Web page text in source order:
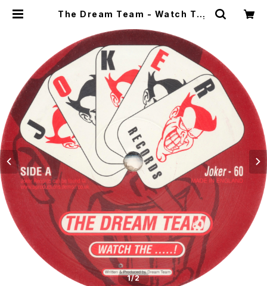
The Dream Team - Watch The
WOW RECORDS
1/2